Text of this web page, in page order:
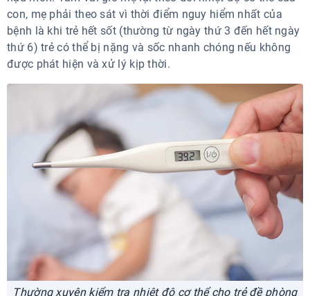
con, mẹ phải theo sát vì thời điểm nguy hiểm nhất của
bệnh là khi trẻ hết sốt (thường từ ngày thứ 3 đến hết ngày
thứ 6) trẻ có thể bị nặng và sốc nhanh chóng nếu không
được phát hiện và xử lý kịp thời.
Thường xuyên kiểm tra nhiệt độ cơ thể cho trẻ đề phòng